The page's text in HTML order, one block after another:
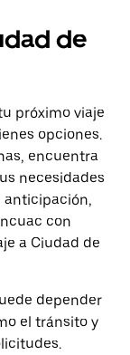
de
próximo viaje
opciones.
encuentra
necesidades
anticipación,
con
a Ciudad de
depender
el tránsito y